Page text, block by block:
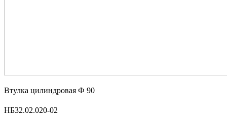
Втулка цилиндровая Ф 90
НБ32.02.020-02